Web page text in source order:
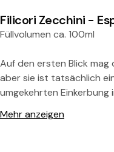
a
s
e
D
o
p
Filicori Zecchini -
Füllvolumen ca. 100ml
Auf den ersten Blick mag
aber sie ist tatsächlich
umgekehrten Einkerbung
hinein, was nicht nur
Mehr anzeigen